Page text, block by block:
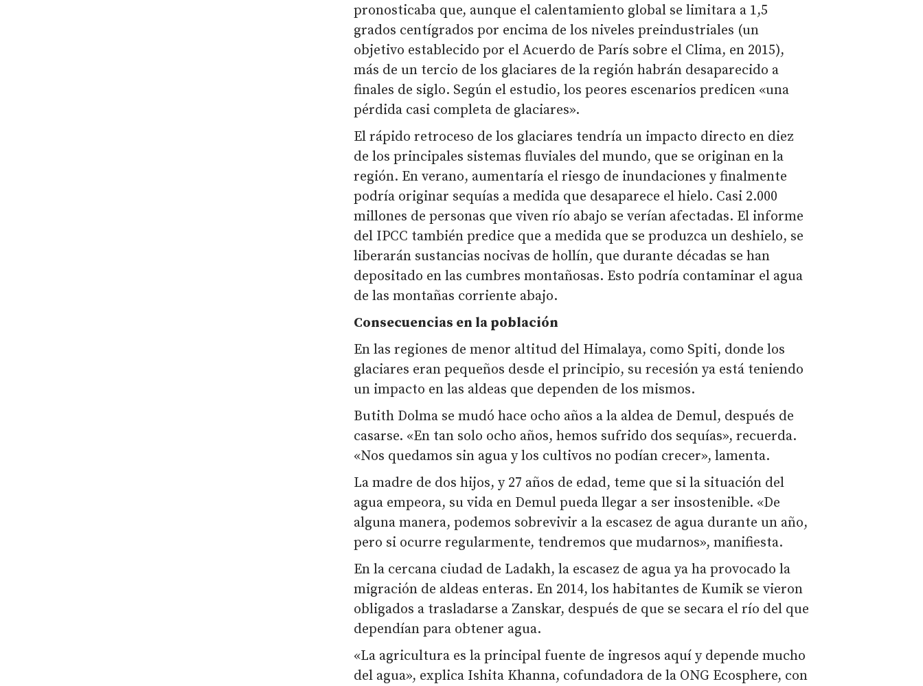
pronosticaba que, aunque el calentamiento global se limitara a 1,5
grados centígrados por encima de los niveles preindustriales (un
objetivo establecido por el Acuerdo de París sobre el Clima, en 2015),
más de un tercio de los glaciares de la región habrán desaparecido a
finales de siglo. Según el estudio, los peores escenarios predicen «una
pérdida casi completa de glaciares».
El rápido retroceso de los glaciares tendría un impacto directo en diez
de los principales sistemas fluviales del mundo, que se originan en la
región. En verano, aumentaría el riesgo de inundaciones y finalmente
podría originar sequías a medida que desaparece el hielo. Casi 2.000
millones de personas que viven río abajo se verían afectadas. El informe
del IPCC también predice que a medida que se produzca un deshielo, se
liberarán sustancias nocivas de hollín, que durante décadas se han
depositado en las cumbres montañosas. Esto podría contaminar el agua
de las montañas corriente abajo.
Consecuencias en la población
En las regiones de menor altitud del Himalaya, como Spiti, donde los
glaciares eran pequeños desde el principio, su recesión ya está teniendo
un impacto en las aldeas que dependen de los mismos.
Butith Dolma se mudó hace ocho años a la aldea de Demul, después de
casarse. «En tan solo ocho años, hemos sufrido dos sequías», recuerda.
«Nos quedamos sin agua y los cultivos no podían crecer», lamenta.
La madre de dos hijos, y 27 años de edad, teme que si la situación del
agua empeora, su vida en Demul pueda llegar a ser insostenible. «De
alguna manera, podemos sobrevivir a la escasez de agua durante un año,
pero si ocurre regularmente, tendremos que mudarnos», manifiesta.
En la cercana ciudad de Ladakh, la escasez de agua ya ha provocado la
migración de aldeas enteras. En 2014, los habitantes de Kumik se vieron
obligados a trasladarse a Zanskar, después de que se secara el río del que
dependían para obtener agua.
«La agricultura es la principal fuente de ingresos aquí y depende mucho
del agua», explica Ishita Khanna, cofundadora de la ONG Ecosphere, con